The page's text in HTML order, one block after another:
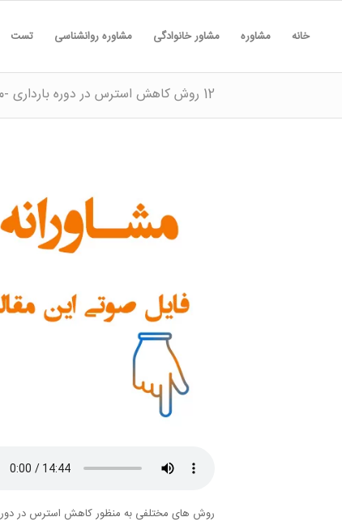
خانه مشاوره مشاور خانوادگی مشاوره روانشناسی تست
12 روش کاهش استرس در دوره بارداری -مقاله مورد تایید
روش های مختلفی به منظور کاهش استرس در دوره